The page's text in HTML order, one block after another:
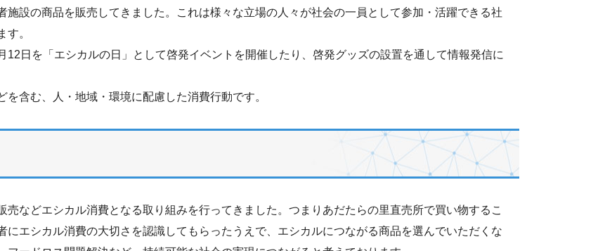
施設の商品を販売してきました。これは様々な立場の人々が社会の一員として参加・活躍できる社
す。
12日を「エシカルの日」として啓発イベントを開催したり、啓発グッズの設置を通して情報発信に
む、人・地域・環境に配慮した消費行動です。
などエシカル消費となる取り組みを行ってきました。つまりあだたらの里直売所で買い物するこ
にエシカル消費の大切さを認識してもらったうえで、エシカルにつながる商品を選んでいただくな